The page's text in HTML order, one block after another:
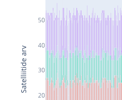
20
30
40
50
Satelliitide arv